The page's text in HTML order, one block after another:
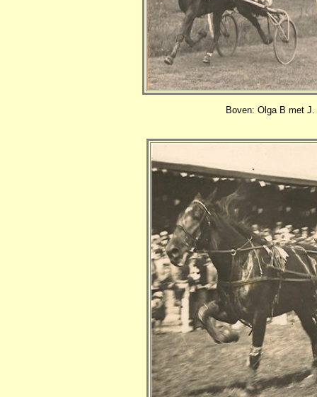
Boven: Olga B met